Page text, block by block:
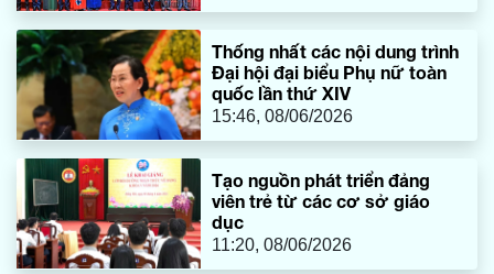
Thống nhất các nội dung trình
Đại hội đại biểu Phụ nữ toàn
quốc lần thứ XIV
15:46, 08/06/2026
Tạo nguồn phát triển đảng
viên trẻ từ các cơ sở giáo
dục
11:20, 08/06/2026